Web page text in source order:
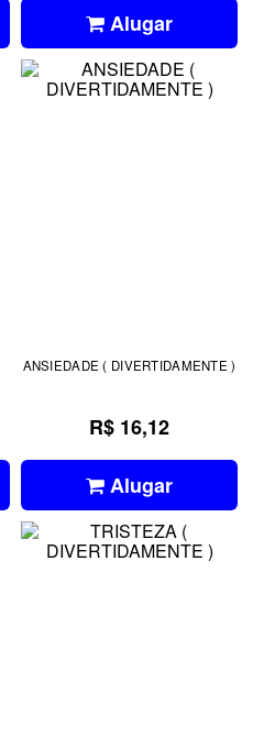
Alugar
ANSIEDADE ( DIVERTIDAMENTE )
R$ 16,12
Alugar